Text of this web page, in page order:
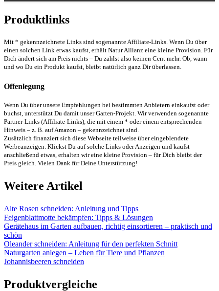
Produktlinks
Mit * gekennzeichnete Links sind sogenannte Affiliate-Links. Wenn Du über
einen solchen Link etwas kaufst, erhält Natur Allianz eine kleine Provision. Für
Dich ändert sich am Preis nichts – Du zahlst also keinen Cent mehr. Ob, wann
und wo Du ein Produkt kaufst, bleibt natürlich ganz Dir überlassen.
Offenlegung
Wenn Du über unsere Empfehlungen bei bestimmten Anbietern einkaufst oder
buchst, unterstützt Du damit unser Garten-Projekt. Wir verwenden sogenannte
Partner-Links (Affiliate-Links), die mit einem * oder einem entsprechenden
Hinweis – z. B. auf Amazon – gekennzeichnet sind.
Zusätzlich finanziert sich diese Webseite teilweise über eingeblendete
Werbeanzeigen. Klickst Du auf solche Links oder Anzeigen und kaufst
anschließend etwas, erhalten wir eine kleine Provision – für Dich bleibt der
Preis gleich. Vielen Dank für Deine Unterstützung!
Weitere Artikel
Alte Rosen schneiden: Anleitung und Tipps
Feigenblattmotte bekämpfen: Tipps & Lösungen
Gerätehaus im Garten aufbauen, richtig einsortieren – praktisch und
schön
Oleander schneiden: Anleitung für den perfekten Schnitt
Naturgarten anlegen – Leben für Tiere und Pflanzen
Johannisbeeren schneiden
Produktvergleiche